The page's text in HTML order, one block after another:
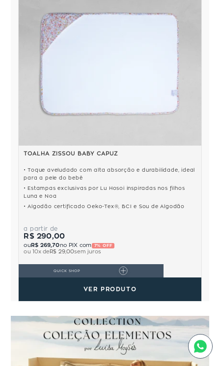
TOALHA ZISSOU BABY CAPUZ
Toque aveludado com alta absorção e durabilidade, ideal
para a pele do bebê
Estampas exclusivas por Lu Hosoi inspiradas nos filhos
Luna e Noa
Algodão certificado Oeko-Tex®, BCI e Sou de Algodão
a partir de
R$ 290,00
ouR$ 269,70no PIX com 7% OFF
ou 10x de R$ 29,00sem juros
QUICK SHOP
VER PRODUTO